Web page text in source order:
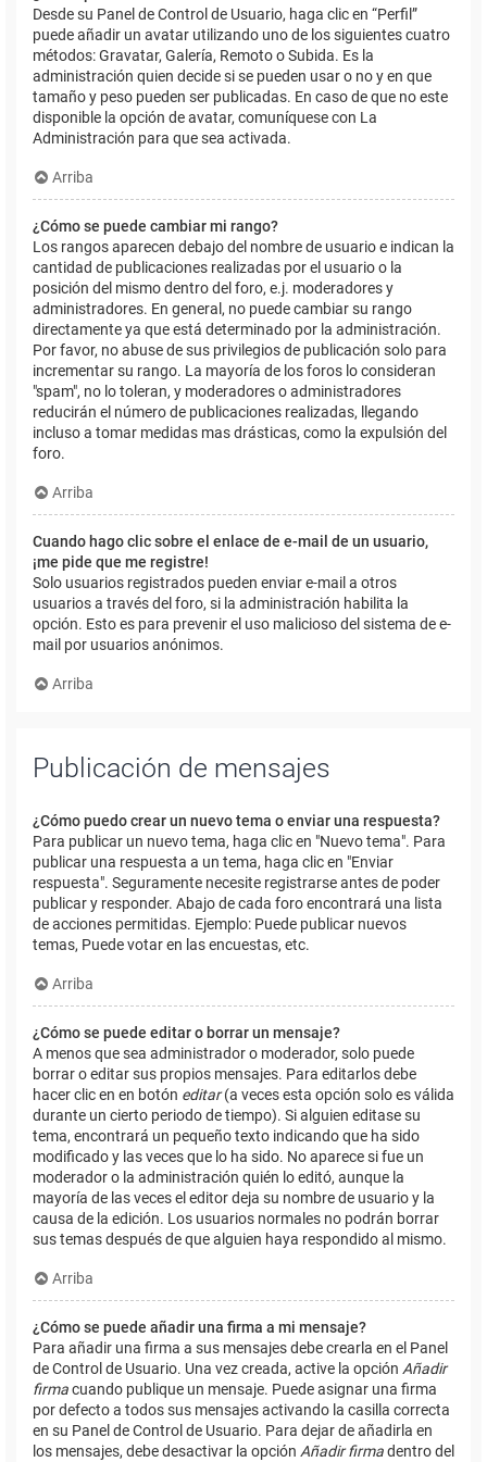
Desde su Panel de Control de Usuario, haga clic en “Perfil”
puede añadir un avatar utilizando uno de los siguientes cuatro
métodos: Gravatar, Galería, Remoto o Subida. Es la
administración quien decide si se pueden usar o no y en que
tamaño y peso pueden ser publicadas. En caso de que no este
disponible la opción de avatar, comuníquese con La
Administración para que sea activada.
Arriba
¿Cómo se puede cambiar mi rango?
Los rangos aparecen debajo del nombre de usuario e indican la
cantidad de publicaciones realizadas por el usuario o la
posición del mismo dentro del foro, e.j. moderadores y
administradores. En general, no puede cambiar su rango
directamente ya que está determinado por la administración.
Por favor, no abuse de sus privilegios de publicación solo para
incrementar su rango. La mayoría de los foros lo consideran
"spam", no lo toleran, y moderadores o administradores
reducirán el número de publicaciones realizadas, llegando
incluso a tomar medidas mas drásticas, como la expulsión del
foro.
Arriba
Cuando hago clic sobre el enlace de e-mail de un usuario,
¡me pide que me registre!
Solo usuarios registrados pueden enviar e-mail a otros
usuarios a través del foro, si la administración habilita la
opción. Esto es para prevenir el uso malicioso del sistema de e-
mail por usuarios anónimos.
Arriba
Publicación de mensajes
¿Cómo puedo crear un nuevo tema o enviar una respuesta?
Para publicar un nuevo tema, haga clic en "Nuevo tema". Para
publicar una respuesta a un tema, haga clic en "Enviar
respuesta". Seguramente necesite registrarse antes de poder
publicar y responder. Abajo de cada foro encontrará una lista
de acciones permitidas. Ejemplo: Puede publicar nuevos
temas, Puede votar en las encuestas, etc.
Arriba
¿Cómo se puede editar o borrar un mensaje?
A menos que sea administrador o moderador, solo puede
borrar o editar sus propios mensajes. Para editarlos debe
hacer clic en en botón editar(a veces esta opción solo es válida
durante un cierto periodo de tiempo). Si alguien editase su
tema, encontrará un pequeño texto indicando que ha sido
modificado y las veces que lo ha sido. No aparece si fue un
moderador o la administración quién lo editó, aunque la
mayoría de las veces el editor deja su nombre de usuario y la
causa de la edición. Los usuarios normales no podrán borrar
sus temas después de que alguien haya respondido al mismo.
Arriba
¿Cómo se puede añadir una firma a mi mensaje?
Para añadir una firma a sus mensajes debe crearla en el Panel
de Control de Usuario. Una vez creada, active la opción Añadir
firmacuando publique un mensaje. Puede asignar una firma
por defecto a todos sus mensajes activando la casilla correcta
en su Panel de Control de Usuario. Para dejar de añadirla en
los mensajes, debe desactivar la opción Añadir firmadentro del